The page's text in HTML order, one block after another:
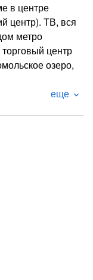
в центре
центр). ТВ, вся
метро
центр
озеро,
в шаговой
казино
5 мин
еще